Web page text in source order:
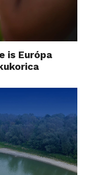
is Európa